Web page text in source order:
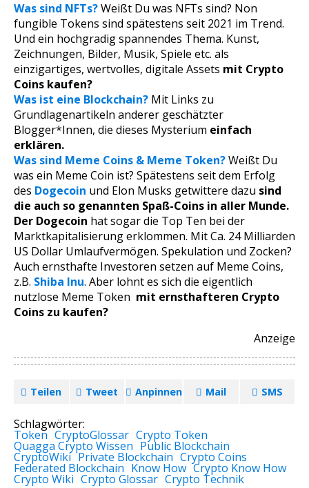
Was sind NFTs?Weißt Du was NFTs sind? Non
fungible Tokens sind spätestens seit 2021 im Trend.
Und ein hochgradig spannendes Thema. Kunst,
Zeichnungen, Bilder, Musik, Spiele etc. als
einzigartiges, wertvolles, digitale Assets mit Crypto
Coins kaufen?
Was ist eine Blockchain? Mit Links zu
Grundlagenartikeln anderer geschätzter
Blogger*Innen, die dieses Mysterium einfach
erklären.
Was sind Meme Coins & Meme Token?Weißt Du
was ein Meme Coin ist? Spätestens seit dem Erfolg
des Dogecoin und Elon Musks getwittere dazu sind
die auch so genannten Spaß-Coins in aller Munde.
Der Dogecoin hat sogar die Top Ten bei der
Marktkapitalisierung erklommen. Mit Ca. 24 Milliarden
US Dollar Umlaufvermögen. Spekulation und Zocken?
Auch ernsthafte Investoren setzen auf Meme Coins,
z.B. Shiba Inu. Aber lohnt es sich die eigentlich
nutzlose Meme Token mit ernsthafteren Crypto
Coins zu kaufen?
Anzeige
Teilen Tweet Anpinnen Mail SMS
Schlagwörter:
Token CryptoGlossar Crypto Token
Quagga Crypto Wissen Public Blockchain
CryptoWiki Private Blockchain Crypto Coins
Federated Blockchain Know How Crypto Know How
Crypto Wiki Crypto Glossar Crypto Technik